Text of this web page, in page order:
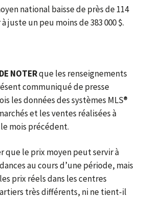
national baisse de près de 114
juste un peu moins de 383 000 $.
NOTERque les renseignements
communiqué de presse
les données des systèmes MLS®
et les ventes réalisées à
mois précédent.
que le prix moyen peut servir à
au cours d’une période, mais
prix réels dans les centres
très différents, ni ne tient-il